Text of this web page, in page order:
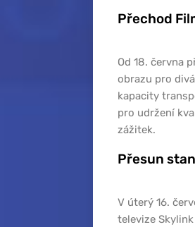
Přechod
Od 18. června
obrazu pro
kapacity
pro udržení
zážitek.
Přesun
V úterý 16.
televize